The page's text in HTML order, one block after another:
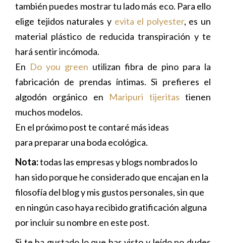
también puedes mostrar tu lado más eco. Para ello
elige tejidos naturales y evita el polyester, es un
material plástico de reducida transpiración y te
hará sentir incómoda.
En Do you green utilizan fibra de pino para la
fabricación de prendas íntimas. Si prefieres el
algodón orgánico en Maripuri tijeritas tienen
muchos modelos.
En el próximo post te contaré más ideas
para preparar una boda ecológica.
Nota:todas las empresas y blogs nombrados lo
han sido porque he considerado que encajan en la
filosofía del blog y mis gustos personales, sin que
en ningún caso haya recibido gratificación alguna
por incluir su nombre en este post.